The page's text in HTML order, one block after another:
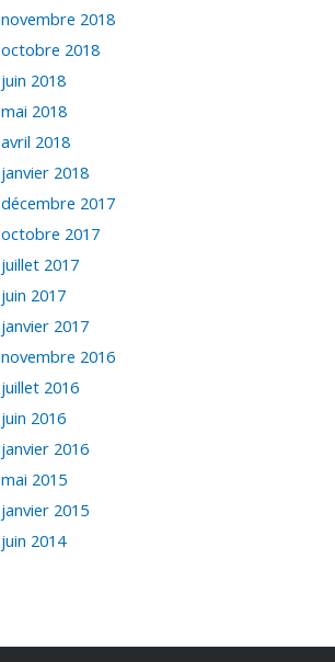
novembre 2018
octobre 2018
juin 2018
mai 2018
avril 2018
janvier 2018
décembre 2017
octobre 2017
juillet 2017
juin 2017
janvier 2017
novembre 2016
juillet 2016
juin 2016
janvier 2016
mai 2015
janvier 2015
juin 2014